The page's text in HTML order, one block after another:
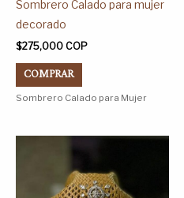
Sombrero Calado para mujer
decorado
$275,000 COP
COMPRAR
Sombrero Calado para Mujer
tiene